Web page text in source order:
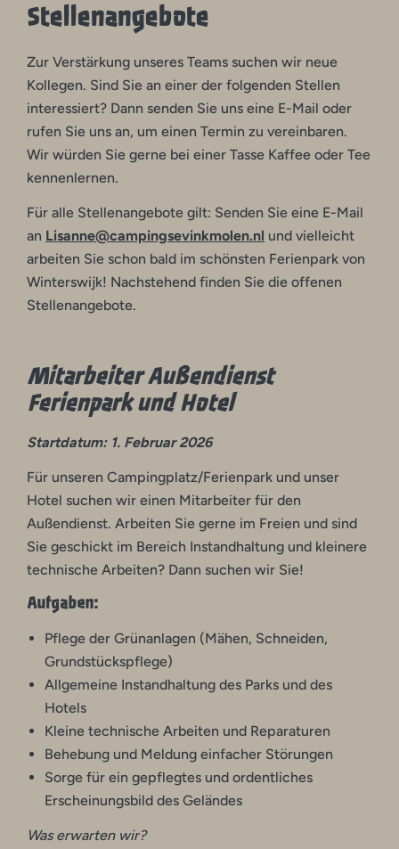
Stellenangebote
Zur Verstärkung unseres Teams suchen wir neue
Kollegen. Sind Sie an einer der folgenden Stellen
interessiert? Dann senden Sie uns eine E-Mail oder
rufen Sie uns an, um einen Termin zu vereinbaren.
Wir würden Sie gerne bei einer Tasse Kaffee oder Tee
kennenlernen.
Für alle Stellenangebote gilt: Senden Sie eine E-Mail
an Lisanne@campingsevinkmolen.nl und vielleicht
arbeiten Sie schon bald im schönsten Ferienpark von
Winterswijk! Nachstehend finden Sie die offenen
Stellenangebote.
Mitarbeiter Außendienst
Ferienpark und Hotel
Startdatum: 1. Februar 2026
Für unseren Campingplatz/Ferienpark und unser
Hotel suchen wir einen Mitarbeiter für den
Außendienst. Arbeiten Sie gerne im Freien und sind
Sie geschickt im Bereich Instandhaltung und kleinere
technische Arbeiten? Dann suchen wir Sie!
Aufgaben:
Pflege der Grünanlagen (Mähen, Schneiden,
Grundstückspflege)
Allgemeine Instandhaltung des Parks und des
Hotels
Kleine technische Arbeiten und Reparaturen
Behebung und Meldung einfacher Störungen
Sorge für ein gepflegtes und ordentliches
Erscheinungsbild des Geländes
Was erwarten wir?